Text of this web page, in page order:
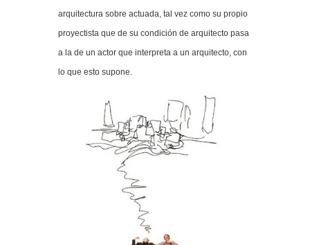
arquitectura sobre actuada, tal vez como su propio
proyectista que de su condición de arquitecto pasa
a la de un actor que interpreta a un arquitecto, con
lo que esto supone.